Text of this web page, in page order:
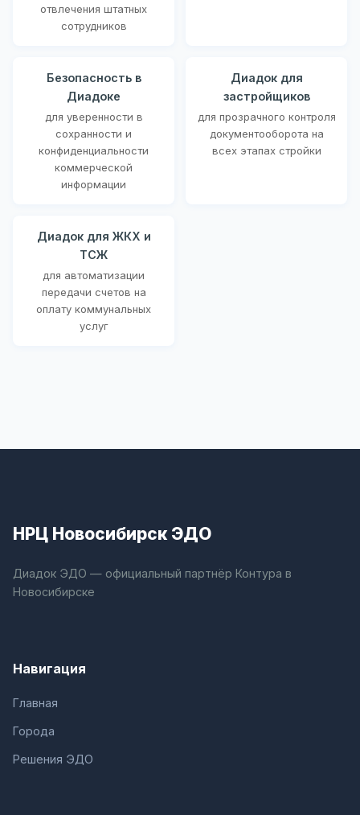
отвлечения штатных
сотрудников
Безопасность в
Диадоке
для уверенности в
сохранности и
конфиденциальности
коммерческой
информации
Диадок для
застройщиков
для прозрачного контроля
документооборота на
всех этапах стройки
Диадок для ЖКХ и
ТСЖ
для автоматизации
передачи счетов на
оплату коммунальных
услуг
НРЦ Новосибирск ЭДО
Диадок ЭДО — официальный партнёр Контура в
Новосибирске
Навигация
Главная
Города
Решения ЭДО